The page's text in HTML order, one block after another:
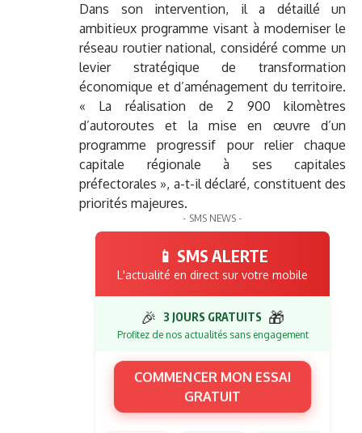
Dans son intervention, il a détaillé un
ambitieux programme visant à moderniser le
réseau routier national, considéré comme un
levier stratégique de transformation
économique et d’aménagement du territoire.
« La réalisation de 2 900 kilomètres
d’autoroutes et la mise en œuvre d’un
programme progressif pour relier chaque
capitale régionale à ses capitales
préfectorales », a-t-il déclaré, constituent des
priorités majeures.
- SMS NEWS -
📱 SMS ALERTE
L'actualité en direct sur votre mobile
🎉 3 JOURS GRATUITS 🎁
Profitez de nos actualités sans engagement
COMMENCER MON ESSAI
GRATUIT